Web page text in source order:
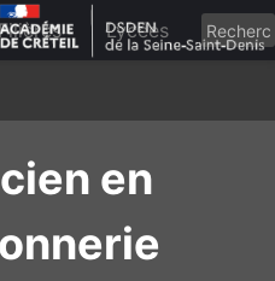
Filières Lycées
en